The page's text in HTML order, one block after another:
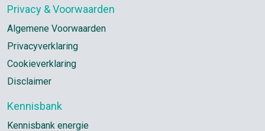
Privacy & Voorwaarden
Algemene Voorwaarden
Privacyverklaring
Cookieverklaring
Disclaimer
Kennisbank
Kennisbank energie